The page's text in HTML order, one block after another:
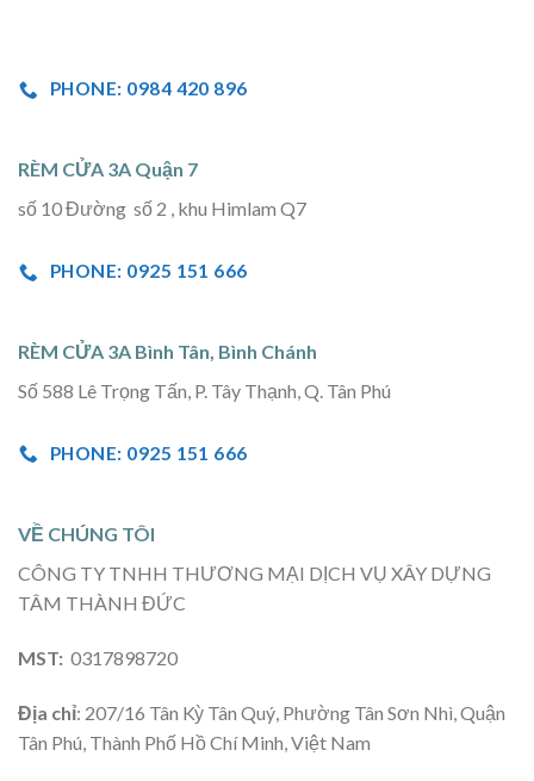
PHONE: 0984 420 896
RÈM CỬA 3A Quận 7
số 10 Đường số 2 , khu Himlam Q7
PHONE: 0925 151 666
RÈM CỬA 3A Bình Tân, Bình Chánh
Số 588 Lê Trọng Tấn, P. Tây Thạnh, Q. Tân Phú
PHONE: 0925 151 666
VỀ CHÚNG TÔI
CÔNG TY TNHH THƯƠNG MẠI DỊCH VỤ XÂY DỰNG
TÂM THÀNH ĐỨC
MST: 0317898720
Địa chỉ: 207/16 Tân Kỳ Tân Quý, Phường Tân Sơn Nhì, Quận
Tân Phú, Thành Phố Hồ Chí Minh, Việt Nam